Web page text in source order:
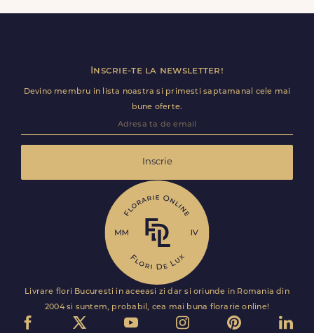
utile (nume receptie, etaj, salon) ca livrarea sa decurga
Inscrie-te la newsletter!
Devino membru in lista noastra si primesti saptamanal cele mai
bune oferte.
Inscrie
Livrare flori Bucuresti in aceeasi zi dar si oriunde in Romania din
2004 si suntem, probabil, cea mai buna florarie online!